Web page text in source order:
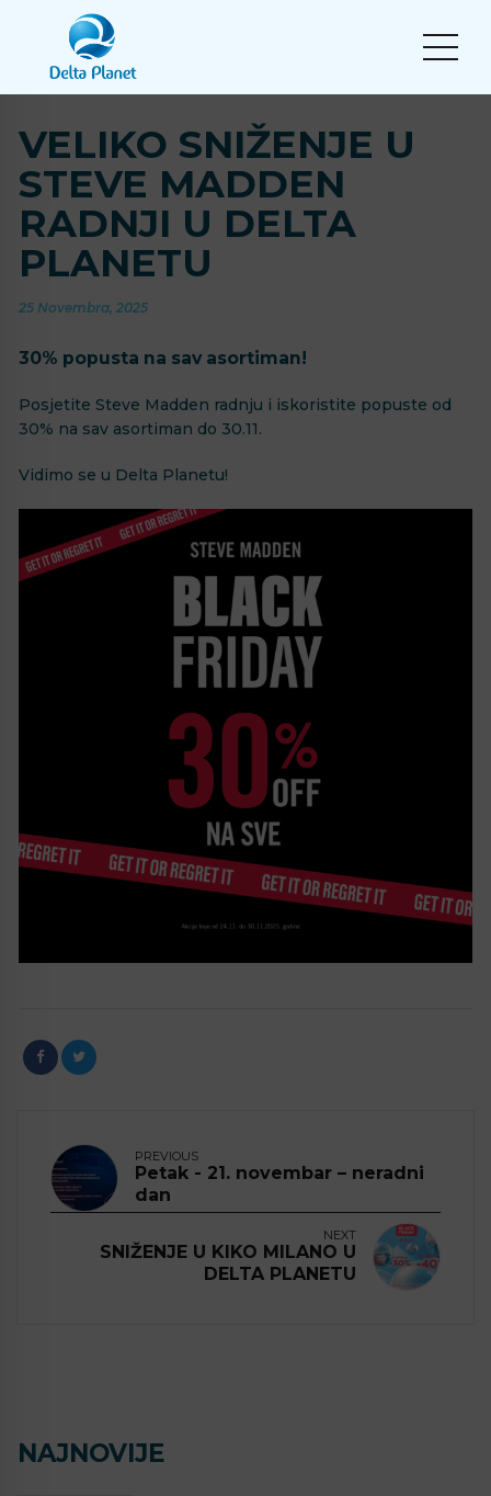
VELIKO SNIŽENJE U
STEVE MADDEN
RADNJI U DELTA
PLANETU
25 Novembra, 2025
30% popusta na sav asortiman!
Posjetite Steve Madden radnju i iskoristite popuste od
30% na sav asortiman do 30.11.
Vidimo se u Delta Planetu!
PREVIOUS
Petak - 21. novembar – neradni
dan
NEXT
SNIŽENJE U KIKO MILANO U
DELTA PLANETU
NAJNOVIJE